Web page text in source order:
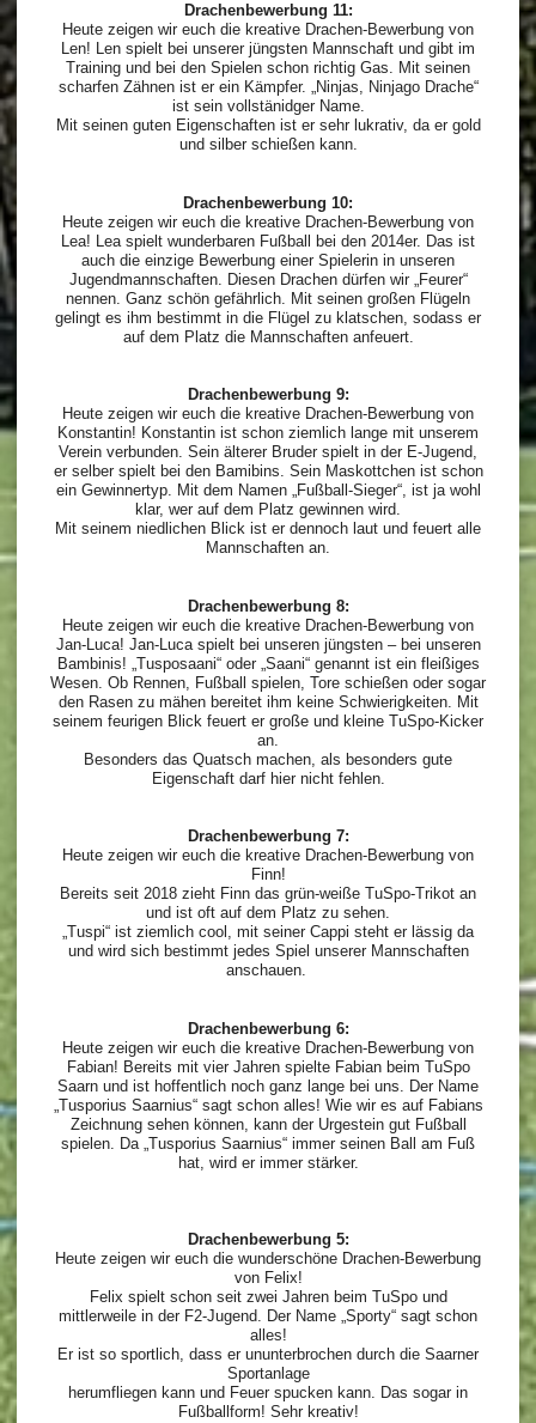
Drachenbewerbung 11:
Heute zeigen wir euch die kreative Drachen-Bewerbung von
Len! Len spielt bei unserer jüngsten Mannschaft und gibt im
Training und bei den Spielen schon richtig Gas. Mit seinen
scharfen Zähnen ist er ein Kämpfer. „Ninjas, Ninjago Drache“
ist sein vollstänidger Name.
Mit seinen guten Eigenschaften ist er sehr lukrativ, da er gold
und silber schießen kann.
Drachenbewerbung 10:
Heute zeigen wir euch die kreative Drachen-Bewerbung von
Lea! Lea spielt wunderbaren Fußball bei den 2014er. Das ist
auch die einzige Bewerbung einer Spielerin in unseren
Jugendmannschaften. Diesen Drachen dürfen wir „Feurer“
nennen. Ganz schön gefährlich. Mit seinen großen Flügeln
gelingt es ihm bestimmt in die Flügel zu klatschen, sodass er
auf dem Platz die Mannschaften anfeuert.
Drachenbewerbung 9:
Heute zeigen wir euch die kreative Drachen-Bewerbung von
Konstantin! Konstantin ist schon ziemlich lange mit unserem
Verein verbunden. Sein älterer Bruder spielt in der E-Jugend,
er selber spielt bei den Bamibins. Sein Maskottchen ist schon
ein Gewinnertyp. Mit dem Namen „Fußball-Sieger“, ist ja wohl
klar, wer auf dem Platz gewinnen wird.
Mit seinem niedlichen Blick ist er dennoch laut und feuert alle
Mannschaften an.
Drachenbewerbung 8:
Heute zeigen wir euch die kreative Drachen-Bewerbung von
Jan-Luca! Jan-Luca spielt bei unseren jüngsten – bei unseren
Bambinis! „Tusposaani“ oder „Saani“ genannt ist ein fleißiges
Wesen. Ob Rennen, Fußball spielen, Tore schießen oder sogar
den Rasen zu mähen bereitet ihm keine Schwierigkeiten. Mit
seinem feurigen Blick feuert er große und kleine TuSpo-Kicker
an.
Besonders das Quatsch machen, als besonders gute
Eigenschaft darf hier nicht fehlen.
Drachenbewerbung 7:
Heute zeigen wir euch die kreative Drachen-Bewerbung von
Finn!
Bereits seit 2018 zieht Finn das grün-weiße TuSpo-Trikot an
und ist oft auf dem Platz zu sehen.
„Tuspi“ ist ziemlich cool, mit seiner Cappi steht er lässig da
und wird sich bestimmt jedes Spiel unserer Mannschaften
anschauen.
Drachenbewerbung 6:
Heute zeigen wir euch die kreative Drachen-Bewerbung von
Fabian! Bereits mit vier Jahren spielte Fabian beim TuSpo
Saarn und ist hoffentlich noch ganz lange bei uns. Der Name
„Tusporius Saarnius“ sagt schon alles! Wie wir es auf Fabians
Zeichnung sehen können, kann der Urgestein gut Fußball
spielen. Da „Tusporius Saarnius“ immer seinen Ball am Fuß
hat, wird er immer stärker.
Drachenbewerbung 5:
Heute zeigen wir euch die wunderschöne Drachen-Bewerbung
von Felix!
Felix spielt schon seit zwei Jahren beim TuSpo und
mittlerweile in der F2-Jugend. Der Name „Sporty“ sagt schon
alles!
Er ist so sportlich, dass er ununterbrochen durch die Saarner
Sportanlage
herumfliegen kann und Feuer spucken kann. Das sogar in
Fußballform! Sehr kreativ!